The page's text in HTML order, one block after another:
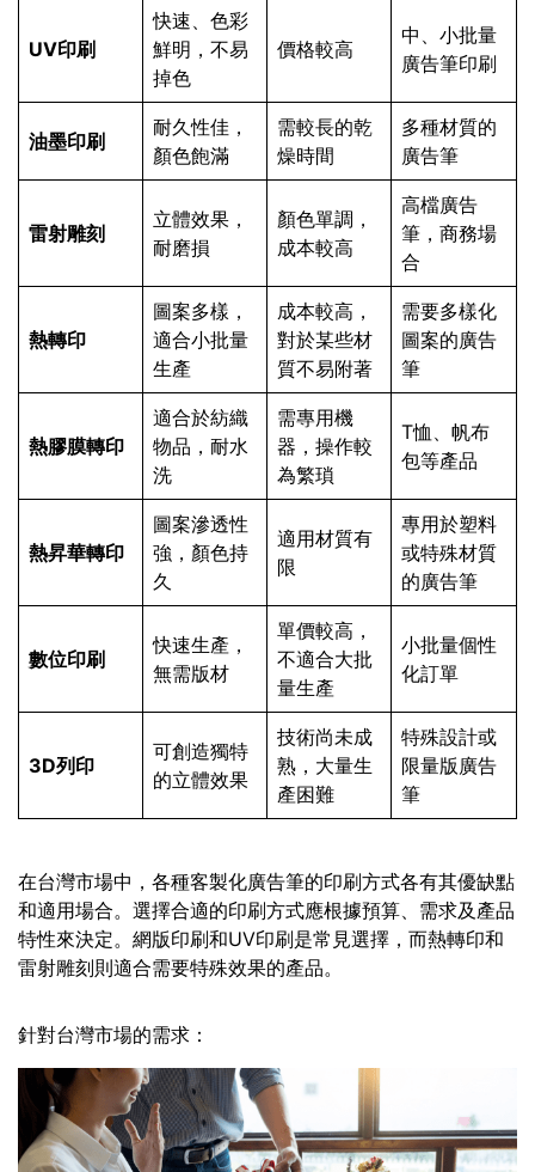
UV印刷
快速、色彩
鮮明，不易
掉色
價格較高
中、小批量
廣告筆印刷
油墨印刷
耐久性佳，
顏色飽滿
需較長的乾
燥時間
多種材質的
廣告筆
雷射雕刻
立體效果，
耐磨損
顏色單調，
成本較高
高檔廣告
筆，商務場
合
熱轉印
圖案多樣，
適合小批量
生產
成本較高，
對於某些材
質不易附著
需要多樣化
圖案的廣告
筆
熱膠膜轉印
適合於紡織
物品，耐水
洗
需專用機
器，操作較
為繁瑣
T恤、帆布
包等產品
熱昇華轉印
圖案滲透性
強，顏色持
久
適用材質有
限
專用於塑料
或特殊材質
的廣告筆
數位印刷
快速生產，
無需版材
單價較高，
不適合大批
量生產
小批量個性
化訂單
3D列印
可創造獨特
的立體效果
技術尚未成
熟，大量生
產困難
特殊設計或
限量版廣告
筆
在台灣市場中，各種客製化廣告筆的印刷方式各有其優缺點
和適用場合。選擇合適的印刷方式應根據預算、需求及產品
特性來決定。網版印刷和UV印刷是常見選擇，而熱轉印和
雷射雕刻則適合需要特殊效果的產品。
針對台灣市場的需求：